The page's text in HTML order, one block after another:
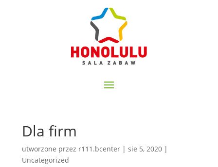
Dla firm
utworzone przez r111.bcenter| sie 5, 2020|
Uncategorized